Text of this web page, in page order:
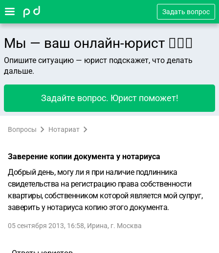
Задать вопрос
Мы — ваш онлайн-юрист 👨🏻‍⚖️
Опишите ситуацию — юрист подскажет, что делать
дальше.
Задайте вопрос. Юрист поможет!
Вопросы Нотариат
Заверение копии документа у нотариуса
Добрый день, могу ли я при наличие подлинника
свидетельства на регистрацию права собственности
квартиры, собственником которой является мой супруг,
заверить у нотариуса копию этого документа.
05 сентября 2013, 16:58, Ирина, г. Москва